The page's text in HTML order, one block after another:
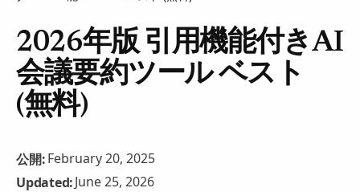
2026年版 引用機能付きAI
会議要約ツール ベスト
(無料)
公開:February 20, 2025
Updated:June 25, 2026